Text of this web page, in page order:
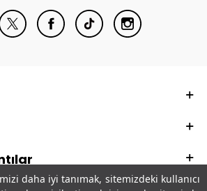
daha iyi tanımak, sitemizdeki kullanıcı